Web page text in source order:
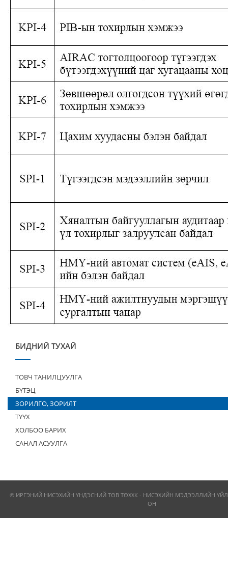
БИДНИЙ ТУХАЙ
ТОВЧ ТАНИЛЦУУЛГА
БҮТЭЦ
ЗОРИЛГО, ЗОРИЛТ
ТҮҮХ
ХОЛБОО БАРИХ
САНАЛ АСУУЛГА
© ИРГЭНИЙ НИСЭХИЙН ҮНДЭСНИЙ ТӨВ ТӨХХК - НИСЭХИЙН МЭДЭЭЛЛИЙН
ОН